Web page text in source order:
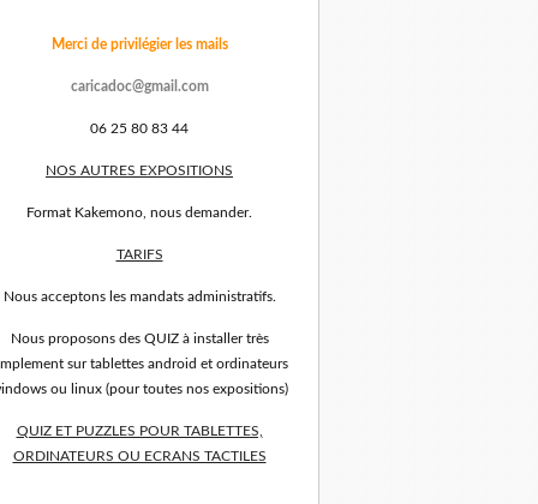
Merci de privilégier les mails
caricadoc@gmail.com
06 25 80 83 44
NOS AUTRES EXPOSITIONS
Format Kakemono, nous demander.
TARIFS
Nous acceptons les mandats administratifs.
Nous proposons des QUIZ à installer très
sur tablettes android et ordinateurs
ou linux (pour toutes nos expositions)
QUIZ ET PUZZLES POUR TABLETTES,
ORDINATEURS OU ECRANS TACTILES